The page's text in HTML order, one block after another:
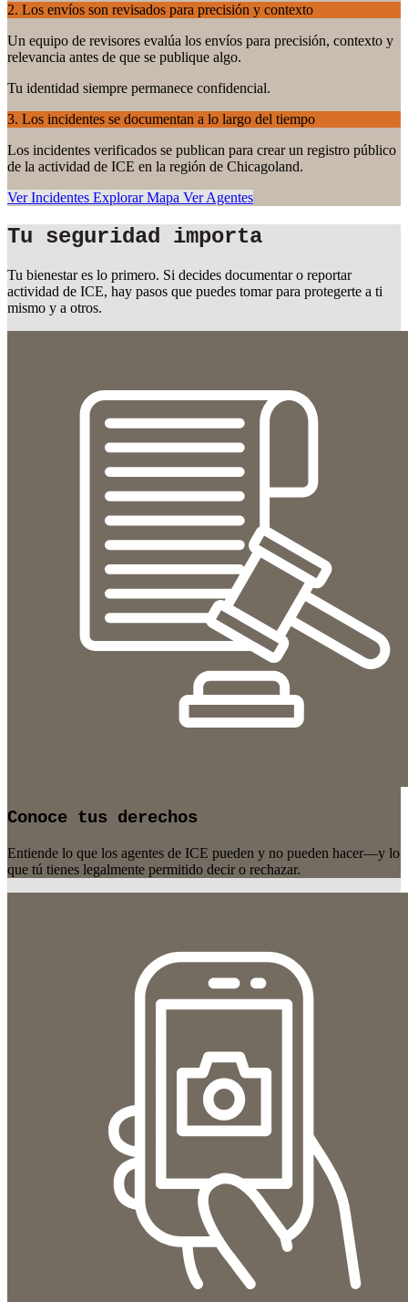
2. Los envíos son revisados para precisión y contexto
Un equipo de revisores evalúa los envíos para precisión, contexto y
relevancia antes de que se publique algo.
Tu identidad siempre permanece confidencial.
3. Los incidentes se documentan a lo largo del tiempo
Los incidentes verificados se publican para crear un registro público
de la actividad de ICE en la región de Chicagoland.
Ver Incidentes Explorar Mapa Ver Agentes
Tu seguridad importa
Tu bienestar es lo primero. Si decides documentar o reportar
actividad de ICE, hay pasos que puedes tomar para protegerte a ti
mismo y a otros.
Conoce tus derechos
Entiende lo que los agentes de ICE pueden y no pueden hacer—y lo
que tú tienes legalmente permitido decir o rechazar.